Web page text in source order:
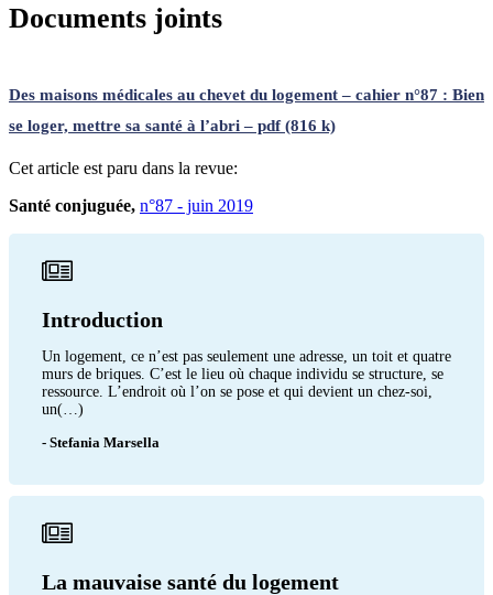
Documents joints
Des maisons médicales au chevet du logement – cahier n°87 : Bien
se loger, mettre sa santé à l’abri – pdf (816 k)
Cet article est paru dans la revue:
Santé conjuguée, n°87 - juin 2019
Introduction
Un logement, ce n’est pas seulement une adresse, un toit et quatre
murs de briques. C’est le lieu où chaque individu se structure, se
ressource. L’endroit où l’on se pose et qui devient un chez-soi,
un(…)
- Stefania Marsella
La mauvaise santé du logement